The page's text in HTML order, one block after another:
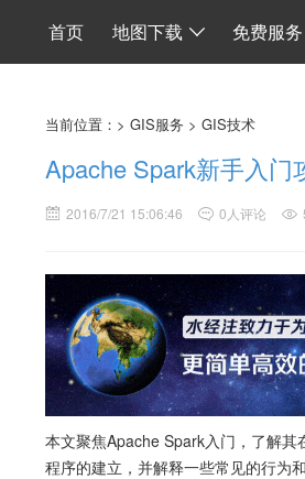
首页 地图下载 免费服务
当前位置：> GIS服务 > GIS技术
Apache Spark新手入门
2016/7/21 15:06:46 0人评论
本文聚焦Apache Spark入门，了解
程序的建立，并解释一些常见的行为和